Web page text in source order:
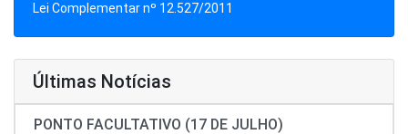
Lei Complementar nº 12.527/2011
Últimas Notícias
PONTO FACULTATIVO (17 DE JULHO)